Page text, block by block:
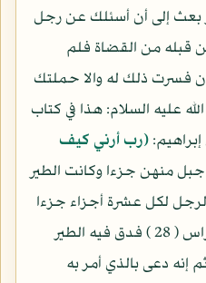
بعث إلى أن أسئلك عن رجل
قبله من القضاة فلم
فسرت ذلك له والا حملتك
عليه السلام: هذا في كتاب
إبراهيم: (رب أرني كيف
منهن جزءا وكانت الطير
لكل عشرة أجزاء جزءا
واحدا وان إبراهيم دعى بمهراس ( 28 ) فدق فيه الطير
دعى بالذي أمر به